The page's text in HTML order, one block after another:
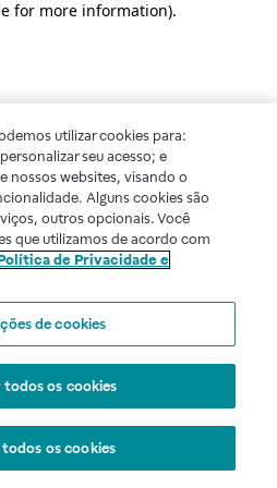
for more information).
utilizar cookies para:
seu acesso; e
nossos websites, visando o
Alguns cookies são
outros opcionais. Você
que utilizamos de acordo com
de Privacidade e
de cookies
todos os cookies
os cookies